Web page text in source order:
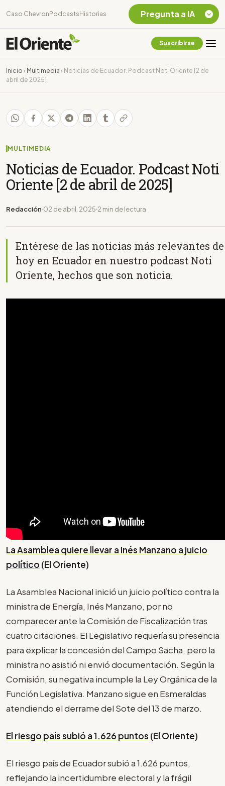
Caso Chevron Podcasts Historias
Suscribirse
Inicio › Multimedia › Noticias de Ecuador. Podcast Noti Oriente [2 de
abril de 2025]
MULTIMEDIA
Noticias de Ecuador. Podcast Noti
Oriente [2 de abril de 2025]
Redacción 02 de abril, 2025 2 min de lectura
Entérese de las noticias más relevantes de
hoy en Ecuador en nuestro podcast Noti
Oriente, hechos que son noticia.
La Asamblea quiere llevar a Inés Manzano a juicio
político (El Oriente)
La Asamblea Nacional inició un juicio político contra la
ministra de Energía, Inés Manzano, por no
comparecer ante la Comisión de Fiscalización tras
cuatro citaciones. El Legislativo requería su presencia
para explicar la concesión del Campo Sacha, pero la
ministra no asistió ni envió documentación. Según la
Comisión, su negativa incumple la Ley Orgánica de la
Función Legislativa. Manzano sigue en Esmeraldas
atendiendo el derrame del Sote del 13 de marzo.
El riesgo país subió a 1.626 puntos (El Oriente)
El riesgo país de Ecuador subió a 1.626 puntos,
reflejando la incertidumbre electoral y la frágil
Pregunta a IA
Chevron Ecuador